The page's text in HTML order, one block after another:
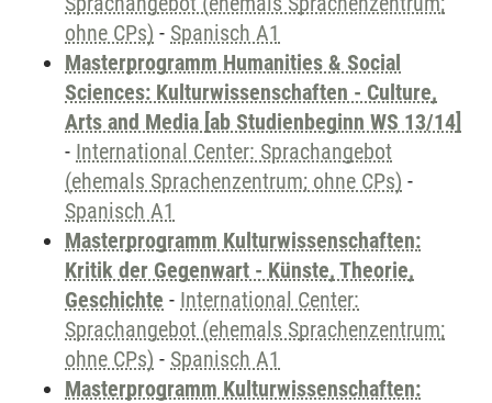
ohne CPs) - Spanisch A1
Masterprogramm Humanities & Social
Sciences: Kulturwissenschaften - Culture,
Arts and Media [ab Studienbeginn WS 13/14]
- International Center: Sprachangebot
(ehemals Sprachenzentrum; ohne CPs) -
Spanisch A1
Masterprogramm Kulturwissenschaften:
Kritik der Gegenwart - Künste, Theorie,
Geschichte - International Center:
Sprachangebot (ehemals Sprachenzentrum;
ohne CPs) - Spanisch A1
Masterprogramm Kulturwissenschaften: